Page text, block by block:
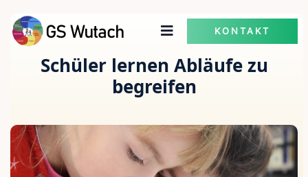
KONTAKT
Schüler lernen Abläufe zu
begreifen